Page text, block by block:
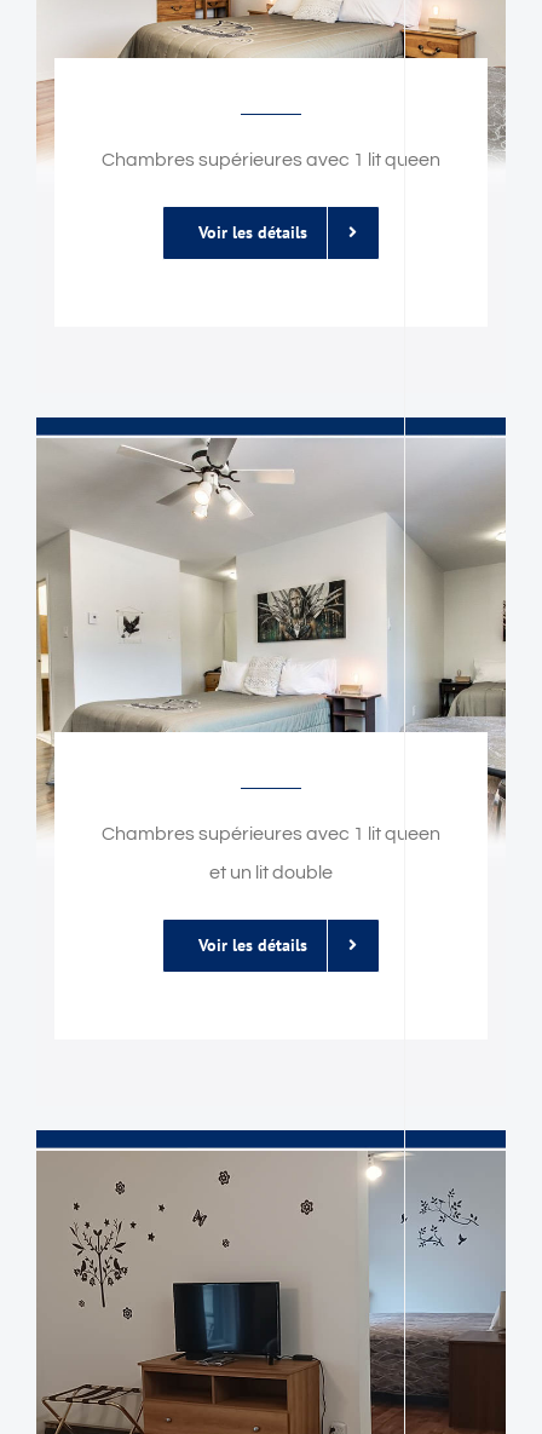
Chambres supérieures avec 1 lit queen
Voir les détails
Chambres supérieures avec 1 lit queen
et un lit double
Voir les détails